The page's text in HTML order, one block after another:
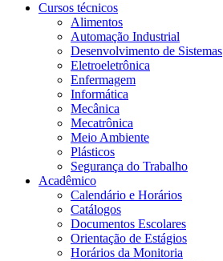
Cursos técnicos
Alimentos
Automação Industrial
Desenvolvimento de Sistemas
Eletroeletrônica
Enfermagem
Informática
Mecânica
Mecatrônica
Meio Ambiente
Plásticos
Segurança do Trabalho
Acadêmico
Calendário e Horários
Catálogos
Documentos Escolares
Orientação de Estágios
Horários da Monitoria